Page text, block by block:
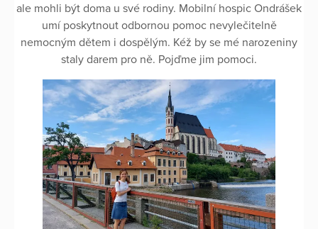
ale mohli být doma u své rodiny. Mobilní hospic Ondrášek
umí poskytnout odbornou pomoc nevylečitelně
nemocným dětem i dospělým. Kéž by se mé narozeniny
staly darem pro ně. Pojďme jim pomoci.